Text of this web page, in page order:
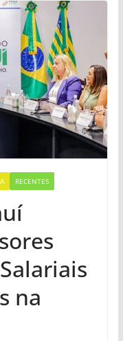
RECENTES
na